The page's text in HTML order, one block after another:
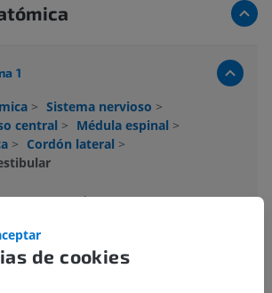
1
> Sistema nervioso >
central > Médula espinal >
> Cordón lateral >
No hay estructuras
de cookies